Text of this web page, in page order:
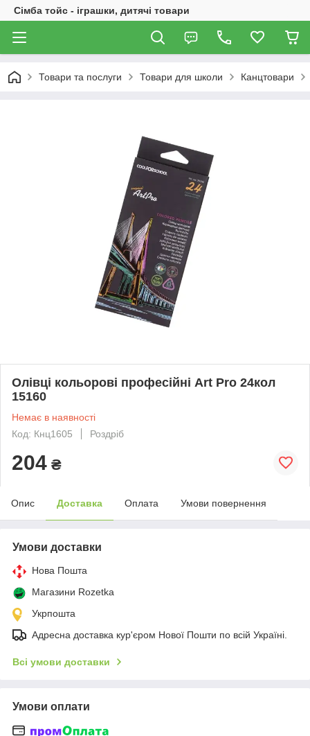
Сімба тойс - іграшки, дитячі товари
Товари та послуги Товари для школи Канцтовари
Олівці кольорові професійні Art Pro 24кол
15160
Немає в наявності
Код: Кнц1605
Роздріб
204 ₴
Опис Доставка Оплата Умови повернення
Умови доставки
Нова Пошта
Магазини Rozetka
Укрпошта
Адресна доставка кур'єром Нової Пошти по всій Україні.
Всі умови доставки
Умови оплати